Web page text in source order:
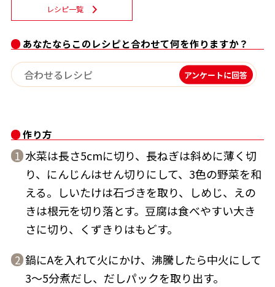
新鮮一番 『氷熟®』
『踊り節』
鰹節屋の
だしパック
レシピ一覧
あなたならこのレシピと合わせて何を作りますか？
アンケートに回答
作り方
1 水菜は長さ5cmに切り、長ねぎは斜めに薄く切
り、にんじんはせん切りにして、3色の野菜を和
える。しいたけは石づきを取り、しめじ、えの
きは根元を切り落とす。豆腐は食べやすい大き
さに切り、くずきりはもどす。
2 鍋にAを入れて火にかけ、沸騰したら中火にして
3～5分煮だし、だしパックを取り出す。